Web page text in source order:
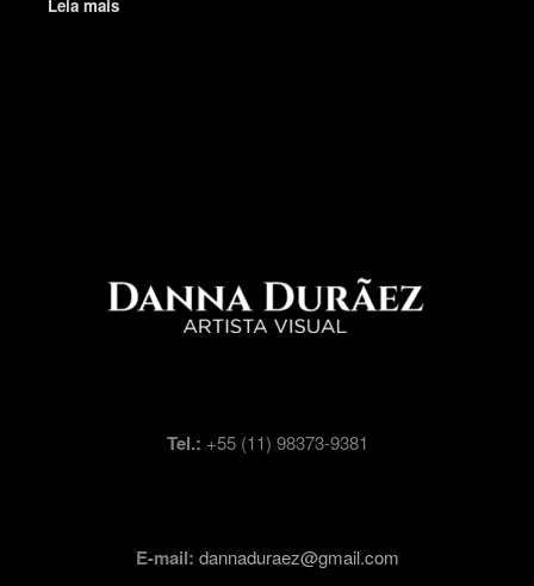
Leia mais
Tel.: +55 (11) 98373-9381
E-mail: dannaduraez@gmail.com